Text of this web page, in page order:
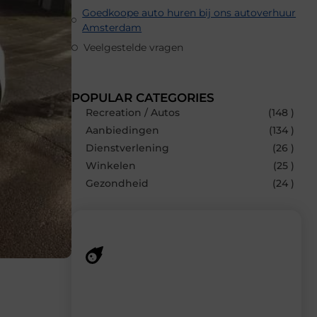
Goedkoope auto huren bij ons autoverhuur
Amsterdam
Veelgestelde vragen
POPULAR CATEGORIES
Recreation / Autos
(148 )
Aanbiedingen
(134 )
Dienstverlening
(26 )
Winkelen
(25 )
Gezondheid
(24 )